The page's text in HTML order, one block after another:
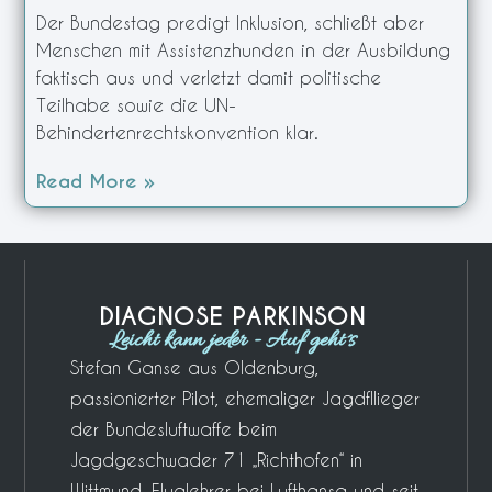
Der Bundestag predigt Inklusion, schließt aber
Menschen mit Assistenzhunden in der Ausbildung
faktisch aus und verletzt damit politische
Teilhabe sowie die UN-
Behindertenrechtskonvention klar.
Read More »
DIAGNOSE PARKINSON
Leicht kann jeder - Auf geht´s
Stefan Ganse aus Oldenburg,
passionierter Pilot, ehemaliger Jagdfllieger
der Bundesluftwaffe beim
Jagdgeschwader 71 „Richthofen“ in